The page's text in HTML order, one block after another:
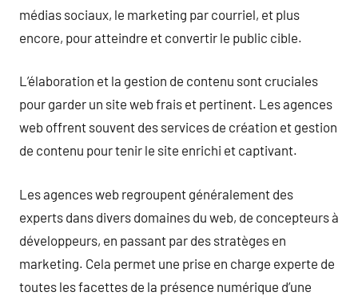
médias sociaux, le marketing par courriel, et plus
encore, pour atteindre et convertir le public cible.
L’élaboration et la gestion de contenu sont cruciales
pour garder un site web frais et pertinent. Les agences
web offrent souvent des services de création et gestion
de contenu pour tenir le site enrichi et captivant.
Les agences web regroupent généralement des
experts dans divers domaines du web, de concepteurs à
développeurs, en passant par des stratèges en
marketing. Cela permet une prise en charge experte de
toutes les facettes de la présence numérique d’une